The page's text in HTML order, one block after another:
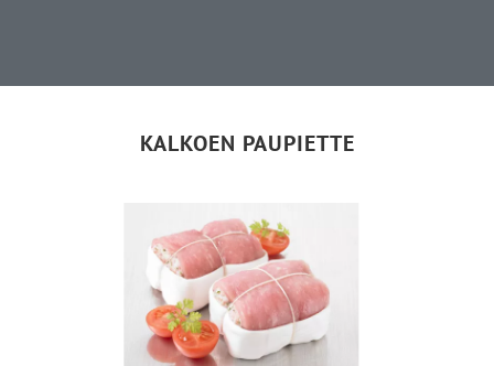
HOLLANDSE KAAS
KALKOEN PAUPIETTE